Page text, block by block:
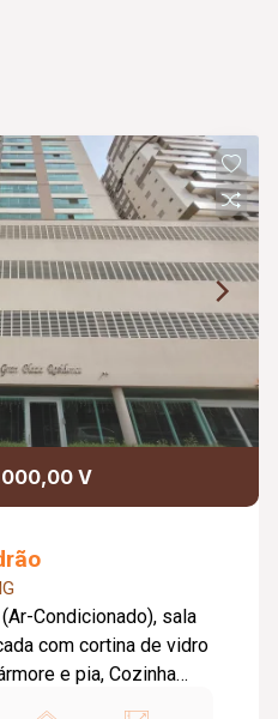
V
Condicionado), sala
com cortina de vidro
e pia, Cozinha